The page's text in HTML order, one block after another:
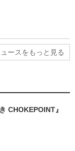
ースをもっと見る
CHOKEPOINT』